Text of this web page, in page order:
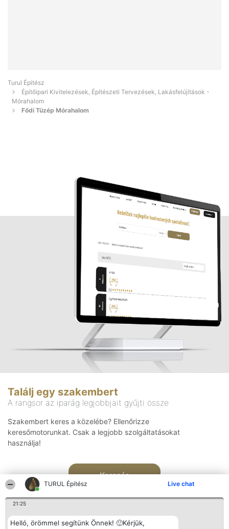
TURUL Építész Live chat
21:25
Helló, örömmel segítünk Önnek! 🙂Kérjük,
Turul Építész
Építőipari Kivitelezések, Építészeti Tervezések, Lakásfelújítások -
Mórahalom
Fődi Tüzép Mórahalom
Találj egy szakembert
A rangsor az iparág legjobbjait gyűjti össze
Szakembert keres a közelébe? Ellenőrizze
keresőmotorunkat. Csak a legjobb szolgáltatásokat
használja!
Keresés